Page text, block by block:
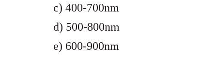
c) 400-700nm
d) 500-800nm
e) 600-900nm